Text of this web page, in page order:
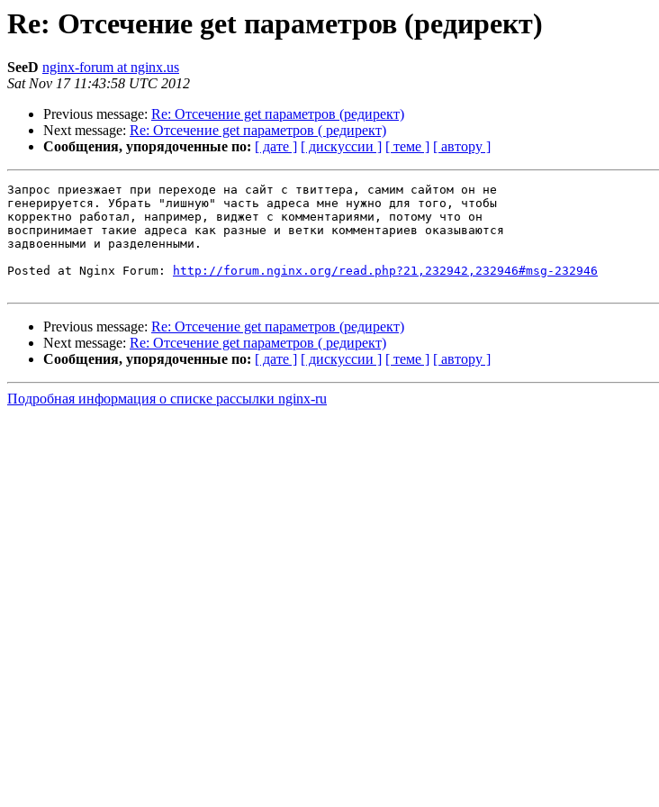
Re: Отсечение get параметров (редирект)
SeeD nginx-forum at nginx.us
Sat Nov 17 11:43:58 UTC 2012
Previous message: Re: Отсечение get параметров (редирект)
Next message: Re: Отсечение get параметров ( редирект)
Сообщения, упорядоченные по: [ дате ] [ дискуссии ] [ теме ] [ автору ]
Запрос приезжает при переходе на сайт с твиттера, самим сайтом он не
генерируется. Убрать "лишную" часть адреса мне нужно для того, чтобы
корректно работал, например, виджет с комментариями, потому что он
воспринимает такие адреса как разные и ветки комментариев оказываются
задвоенными и разделенными.
Posted at Nginx Forum:
http://forum.nginx.org/read.php?21,232942,232946#msg-232946
Previous message: Re: Отсечение get параметров (редирект)
Next message: Re: Отсечение get параметров ( редирект)
Сообщения, упорядоченные по: [ дате ] [ дискуссии ] [ теме ] [ автору ]
Подробная информация о списке рассылки nginx-ru